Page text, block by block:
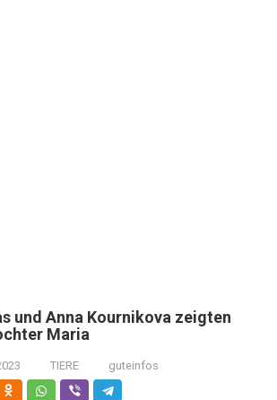
und Anna Kournikova zeigten
Maria
TIERE guteinfos